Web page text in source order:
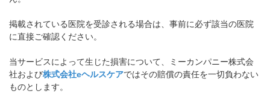
掲載されている医院を受診される場合は、事前に必ず該当の医院
に直接ご確認ください。
当サービスによって生じた損害について、ミーカンパニー株式会
社および株式会社eヘルスケアではその賠償の責任を一切負わない
ものとします。